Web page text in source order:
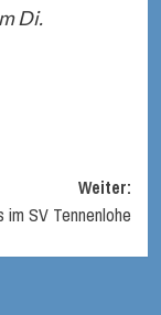
Di.
Weiter:
im SV Tennenlohe